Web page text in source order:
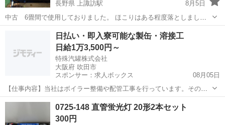
長野県 上諏訪駅
8月5日
中古 6畳間で使用しておりました。 ほこりはある程度落としました
が、完全ではないです。 最近まで現役で使っていました。
諏訪市 上諏訪駅 その他 和室
日払い・即入寮可能な製缶・溶接工
日給1万3,500円～
特殊汽罐株式会社
大阪府 吹田市
スポンサー：求人ボックス
08月05日
【仕事内容】当社はボイラー整備や配管工事を行っています。その中
で必要な配管やボイラーの製缶作業(溶接・切断・架台等の製作)業務に
当社工場内であたっていただきます。 工場は大阪府吹田市芳野町。御
堂筋線の江坂駅からの徒歩圏内にあります...
アルバイト・パート
0725-148 直管蛍光灯 20形2本セット
300円